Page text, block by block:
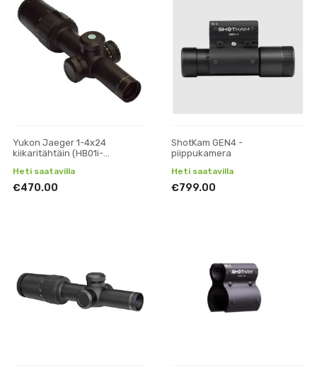
Yukon Jaeger 1-4x24
kiikaritähtäin (HB01i-
Heti saatavilla
€470.00
ShotKam GEN4 -
piippukamera
Heti saatavilla
€799.00